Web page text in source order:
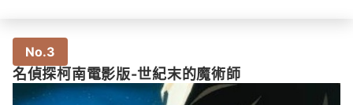
No.3
名偵探柯南電影版-世紀末的魔術師